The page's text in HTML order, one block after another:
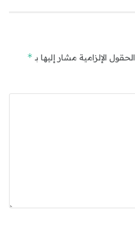
الحقول الإلزامية مشار إليها بـ *